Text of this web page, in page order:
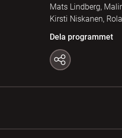
Mats Lindberg,
Kirsti Niskanen,
Dela programmet